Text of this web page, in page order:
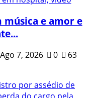
música e amor e
Ago 7, 2026 0 63